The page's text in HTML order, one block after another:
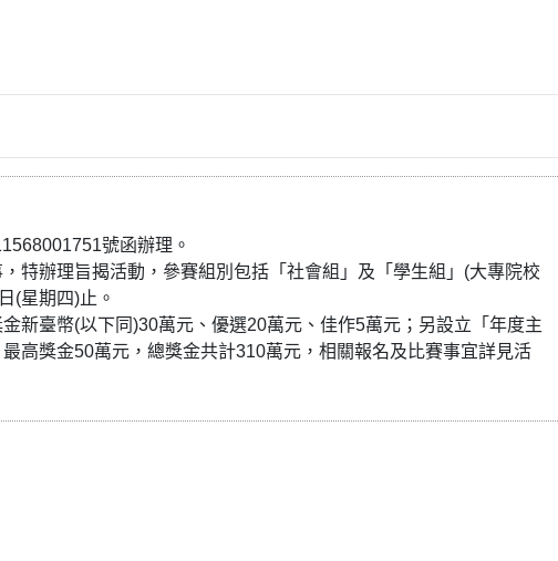
號函辦理。
特辦理旨揭活動，參賽組別包括「社會組」及「學生組」(大專院校
(星期四)止。
新臺幣(以下同)30萬元、優選20萬元、佳作5萬元；另設立「年度主
高獎金50萬元，總獎金共計310萬元，相關報名及比賽事宜詳見活